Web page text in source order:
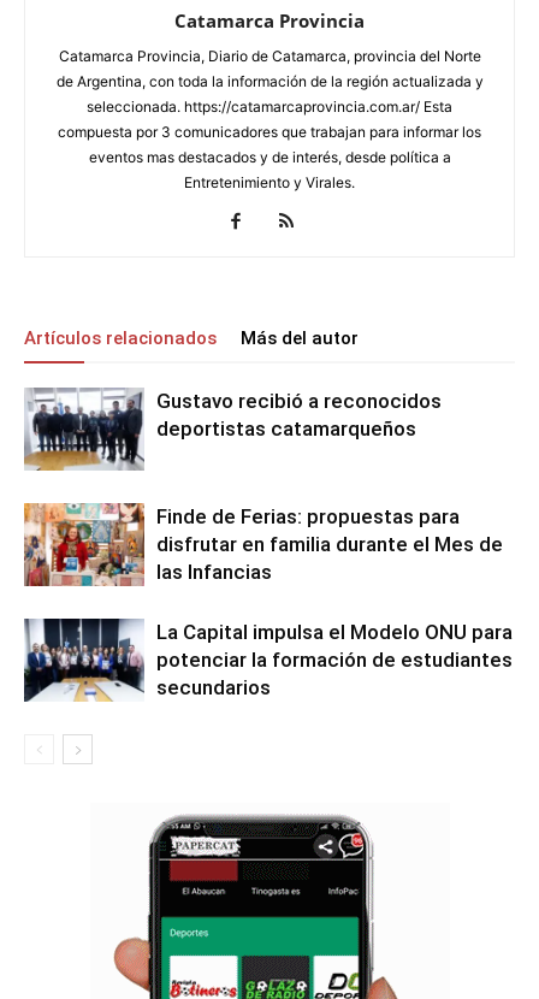
Catamarca Provincia
Catamarca Provincia, Diario de Catamarca, provincia del Norte
de Argentina, con toda la información de la región actualizada y
seleccionada. https://catamarcaprovincia.com.ar/ Esta
compuesta por 3 comunicadores que trabajan para informar los
eventos mas destacados y de interés, desde política a
Entretenimiento y Virales.
Artículos relacionados Más del autor
Gustavo recibió a reconocidos
deportistas catamarqueños
Finde de Ferias: propuestas para
disfrutar en familia durante el Mes de
las Infancias
La Capital impulsa el Modelo ONU para
potenciar la formación de estudiantes
secundarios